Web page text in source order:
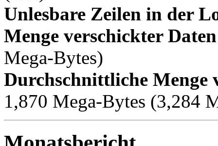
Unlesbare Zeilen in der
Menge verschickter
Mega-Bytes)
Durchschnittliche Menge
1,870 Mega-Bytes (3,284